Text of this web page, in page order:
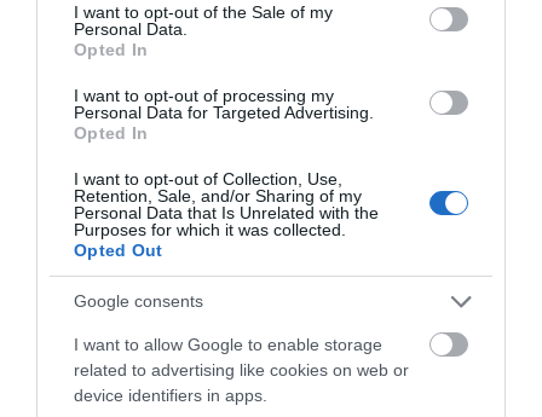
consent section.
I want to opt-out of the Sale of my
Personal Data.
Opted In
I want to opt-out of processing my
Personal Data for Targeted Advertising.
Opted In
I want to opt-out of Collection, Use,
Retention, Sale, and/or Sharing of my
Personal Data that Is Unrelated with the
Purposes for which it was collected.
Opted Out
Google consents
I want to allow Google to enable storage
related to advertising like cookies on web or
device identifiers in apps.
Μεγάλο συναυλία σήμερα στην
Εύβοια με γνωστό καλλιτέχνη του
βιολιού!
09.08.2026 | 10:00
Χωρίς ρεύμα σήμερα Κυριακή 9,
Αυγούστου πολλές περιοχές στην
Εύβοια
09.08.2026 | 09:40
Σε αυτή την Ενορία του Οσίου
Ιωάννη του Ρώσσου λειτούργησε
χθες ο Μητροπολίτης Χαλκίδος
09.08.2026 | 09:20
Νότια Εύβοια: Μεγάλο Beach Party
Εορτολόγιο: Ποιοι
γιορτάζουν σήμερα,
Κυριακή 9 Αυγούστου
Ρόδος: Έγραψαν
80χρονη για κράνος!
Πάτρα: Θρήνος για
μωράκι μόλις 8 ημερών
Εορτολόγιο: Ποιοι